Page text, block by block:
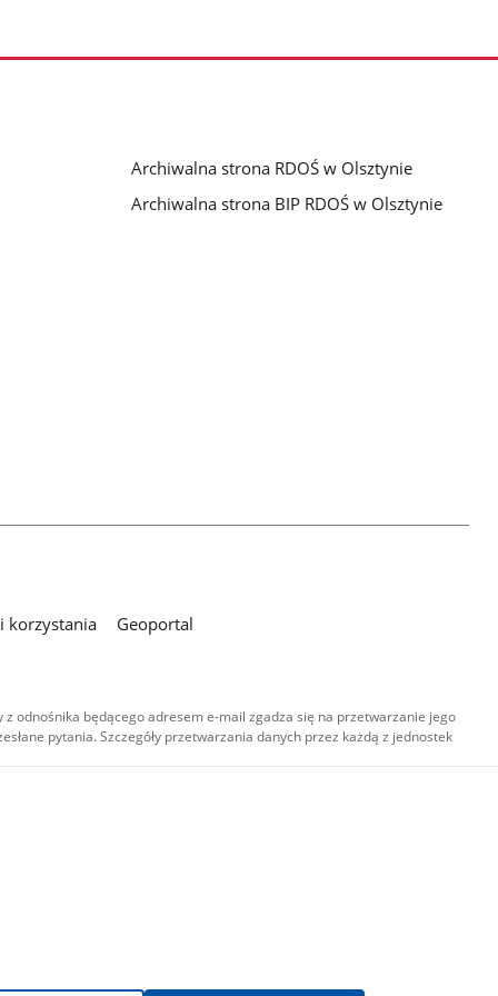
Archiwalna strona RDOŚ w Olsztynie
Archiwalna strona BIP RDOŚ w Olsztynie
korzystania Geoportal
odnośnika będącego adresem e-mail zgadza się na przetwarzanie jego
pytania. Szczegóły przetwarzania danych przez każdą z jednostek